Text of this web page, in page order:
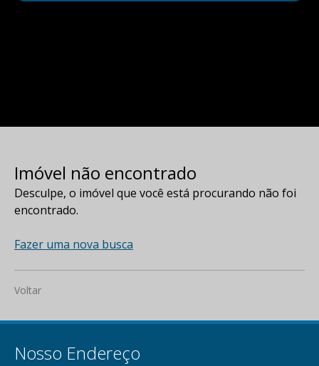
Imóvel não encontrado
Desculpe, o imóvel que você está procurando não foi
encontrado.
Fazer uma nova busca
Voltar
Nosso Endereço